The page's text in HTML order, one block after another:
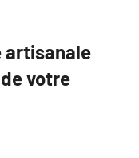
artisanale
votre